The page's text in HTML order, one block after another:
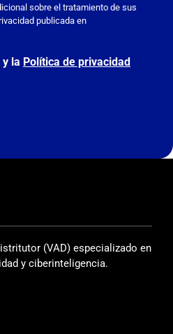
sobre el tratamiento de sus
publicada en
y la Política de privacidad
(VAD) especializado en
y ciberinteligencia.